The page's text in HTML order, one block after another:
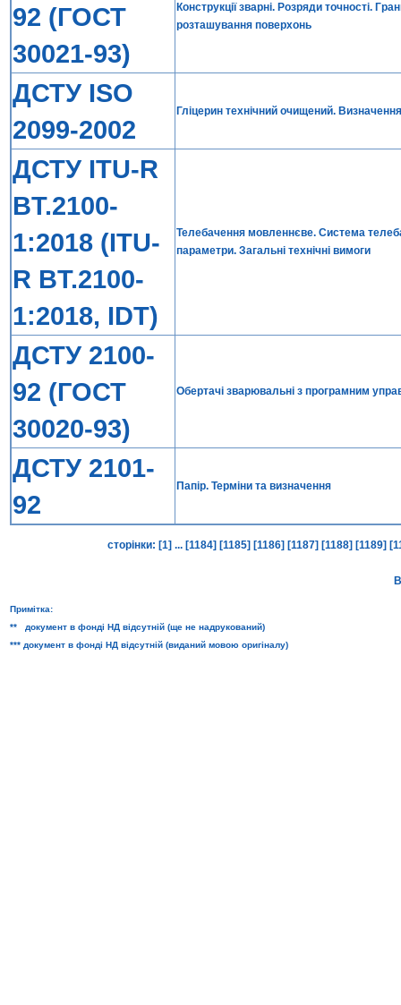
92 (ГОСТ
30021-93)
Конструкції зварні. Розряди точності.
розташування поверхонь
ДСТУ ISO
2099-2002
Гліцерин технічний очищений.
ДСТУ ITU-R
BT.2100-
1:2018 (ITU-
R BT.2100-
1:2018, IDT)
Телебачення мовленнєве. Система
параметри. Загальні технічні вимоги
ДСТУ 2100-
92 (ГОСТ
30020-93)
Обертачі зварювальні з програмним
ДСТУ 2101-
92
Папір. Терміни та визначення
сторінки: [1] ... [1184] [1185] [1186] [1187] [1188] [1189]
Примітка:
** документ в фонді НД відсутній (ще не надрукований)
*** документ в фонді НД відсутній (виданий мовою оригіналу)